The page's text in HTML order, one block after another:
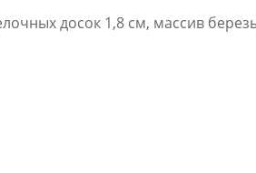
досок 1,8 см, массив